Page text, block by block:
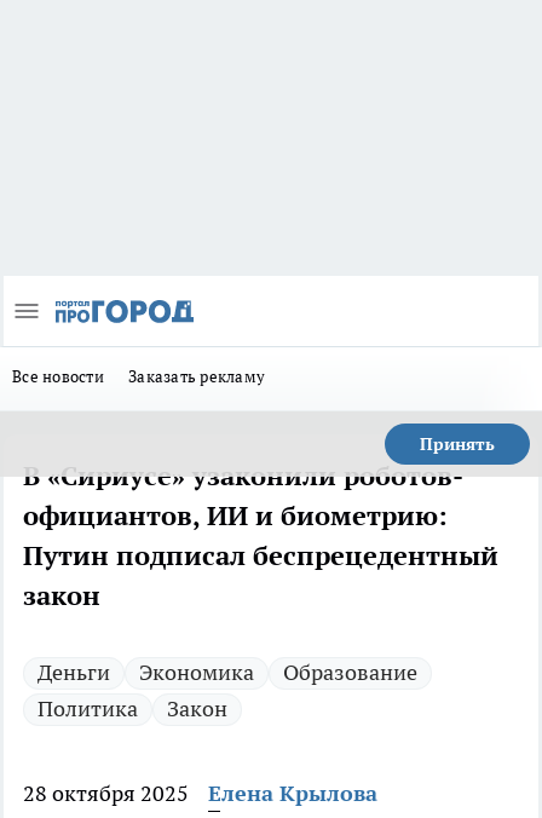
Все новости Заказать рекламу
Принять
В «Сириусе» узаконили роботов-
официантов, ИИ и биометрию:
Путин подписал беспрецедентный
закон
Деньги Экономика
Образование
Политика
Закон
28 октября 2025
Елена Крылова